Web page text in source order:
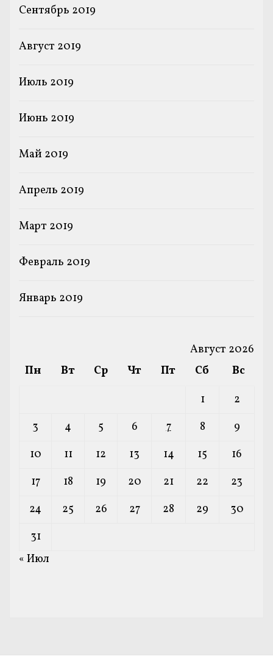
Сентябрь 2019
Август 2019
Июль 2019
Июнь 2019
Май 2019
Апрель 2019
Март 2019
Февраль 2019
Январь 2019
Август 2026
Пн
Вт Ср Чт Пт Сб
Вс
1
2
3
4 5 6 7 8
9
10
11 12 13 14 15
16
17
18 19 20 21 22
23
24
25 26 27 28 29
30
31
« Июл